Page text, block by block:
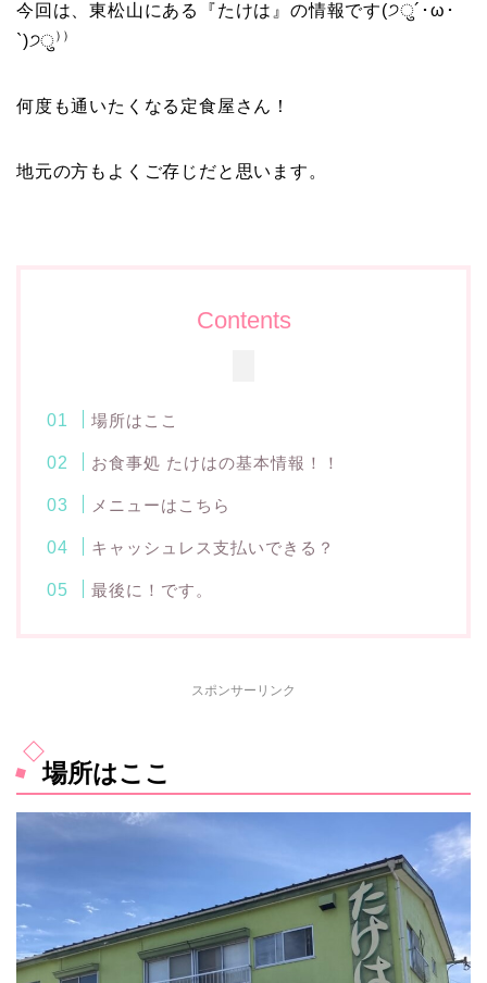
今回は、東松山にある『たけは』の情報です(੭ु´･ω･
`)੭ु⁾⁾
何度も通いたくなる定食屋さん！
地元の方もよくご存じだと思います。
Contents
場所はここ
お食事処 たけはの基本情報！！
メニューはこちら
キャッシュレス支払いできる？
最後に！です。
スポンサーリンク
場所はここ